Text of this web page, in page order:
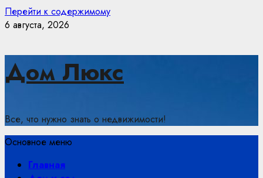
Перейти к содержимому
6 августа, 2026
Дом Люкс
Все, что нужно знать о недвижимости!
Основное меню
Главная